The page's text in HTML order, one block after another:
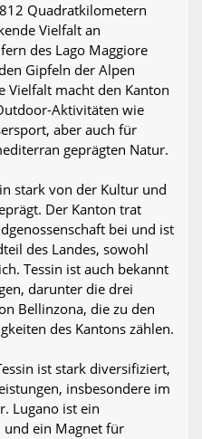
Quadratkilometern
Vielfalt an
des Lago Maggiore
Gipfeln der Alpen
Vielfalt macht den Kanton
Aktivitäten wie
aber auch für
geprägten Natur.
stark von der Kultur und
Der Kanton trat
bei und ist
des Landes, sowohl
Tessin ist auch bekannt
darunter die drei
Bellinzona, die zu den
des Kantons zählen.
ist stark diversifiziert,
insbesondere im
Lugano ist ein
und ein Magnet für